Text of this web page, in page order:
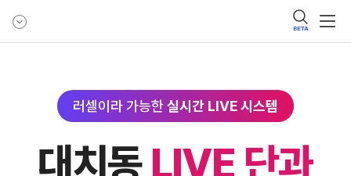
BETA
러셀이라 가능한실시간 LIVE 시스템
대치동 LIVE 단과